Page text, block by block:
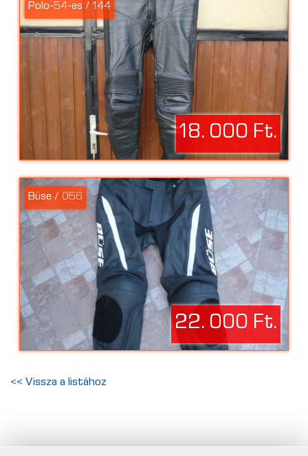
Polo-54-es / 144
18. 000 Ft.
Büse / 056
22. 000 Ft.
<< Vissza a listához